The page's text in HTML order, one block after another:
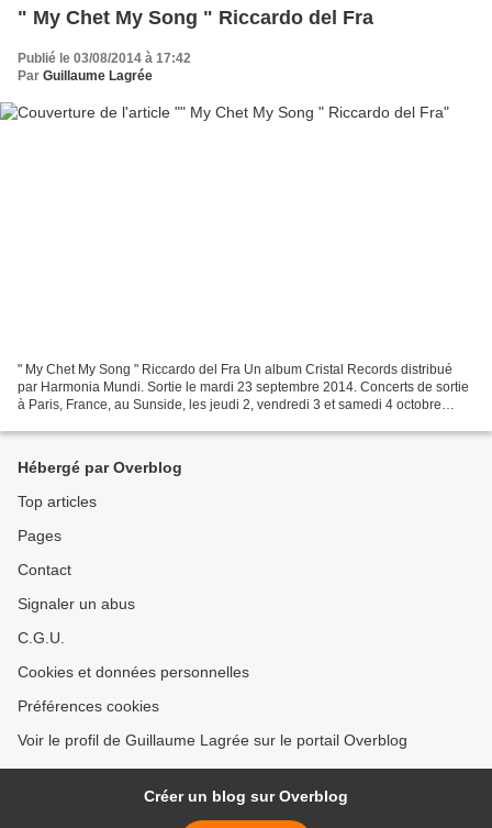
" My Chet My Song " Riccardo del Fra
Publié le 03/08/2014 à 17:42
Par Guillaume Lagrée
" My Chet My Song " Riccardo del Fra Un album Cristal Records distribué
par Harmonia Mundi. Sortie le mardi 23 septembre 2014. Concerts de sortie
à Paris, France, au Sunside, les jeudi 2, vendredi 3 et samedi 4 octobre
Hébergé par Overblog
Top articles
Pages
Contact
Signaler un abus
C.G.U.
Cookies et données personnelles
Préférences cookies
Voir le profil de Guillaume Lagrée sur le portail Overblog
Créer un blog sur Overblog